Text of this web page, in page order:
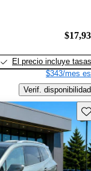
El precio incluye tasas
$343/mes
Verif. disponibilidad